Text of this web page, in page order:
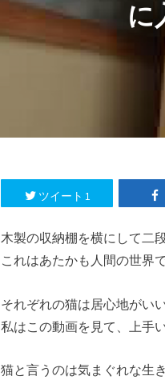
に
ツイート 1
木製の収納棚を横にして二
これはあたかも人間の世界
それぞれの猫は居心地がい
私はこの動画を見て、上手
猫と言うのは気まぐれな生